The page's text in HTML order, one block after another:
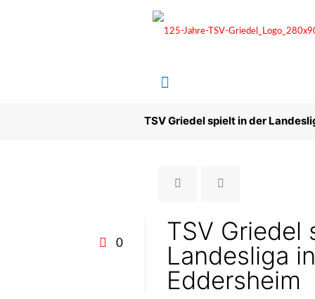
TSV Griedel spielt in der
0
TSV Griedel
Landesliga in
Eddersheim